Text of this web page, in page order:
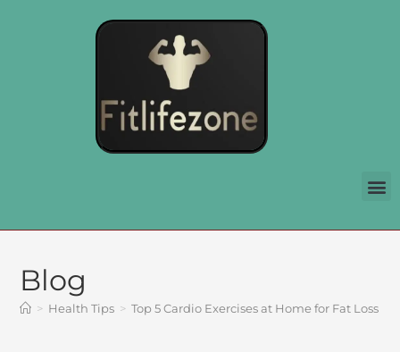
Blog
> Health Tips > Top 5 Cardio Exercises at Home for Fat Loss